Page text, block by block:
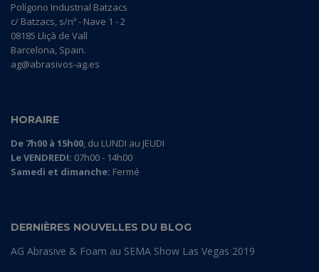
Polígono Industrial Batzacs
c/ Batzacs, s/nº - Nave 1 - 2
08185 Lliçà de Vall
Barcelona, Spain.
ag@abrasivos-ag.es
HORAIRE
De 7h00 à 15h00, du LUNDI au JEUDI
Le VENDREDI: 07h00 - 14h00
Samedi et dimanche: Fermé
DERNIÈRES NOUVELLES DU BLOG
AG Abrasive & Foam au SEMA Show Las Vegas 2019